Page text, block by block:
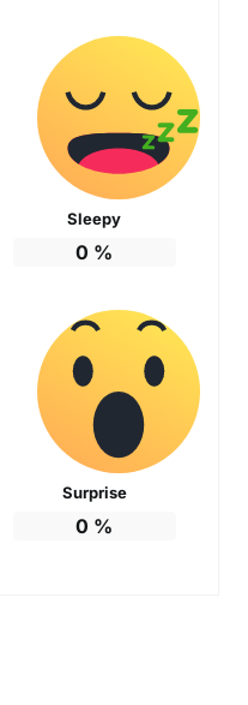
Sleepy
0 %
Surprise
0 %